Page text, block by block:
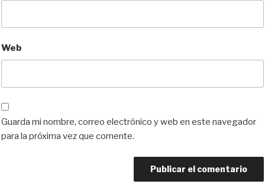
Web
Guarda mi nombre, correo electrónico y web en este navegador
para la próxima vez que comente.